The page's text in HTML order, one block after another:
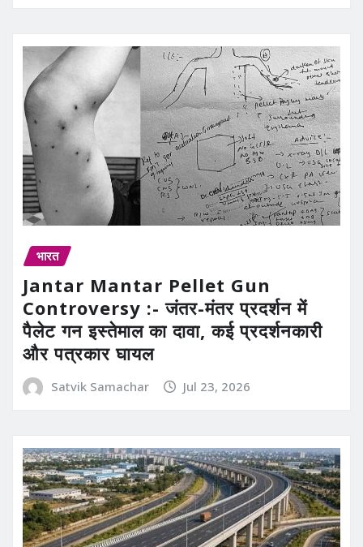
भारत
Jantar Mantar Pellet Gun
Controversy :- जंतर-मंतर प्रदर्शन में
पैलेट गन इस्तेमाल का दावा, कई प्रदर्शनकारी
और पत्रकार घायल
Satvik Samachar Jul 23, 2026